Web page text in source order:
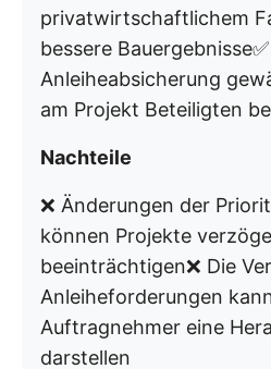
privatwirtschaftlichem
bessere
Anleiheabsicherung
am Projekt Beteiligten
Nachteile
❌ Änderungen der
können Projekte
beeinträchtigen❌ Die
Anleiheforderungen
Auftragnehmer eine
darstellen